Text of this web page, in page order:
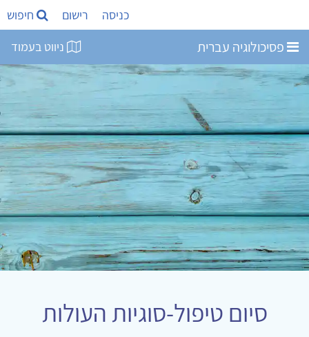
כניסה רישום חיפוש
פסיכולוגיה עברית ניווט בעמוד
סיום טיפול-סוגיות העולות